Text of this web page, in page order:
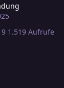
1.519 Aufrufe